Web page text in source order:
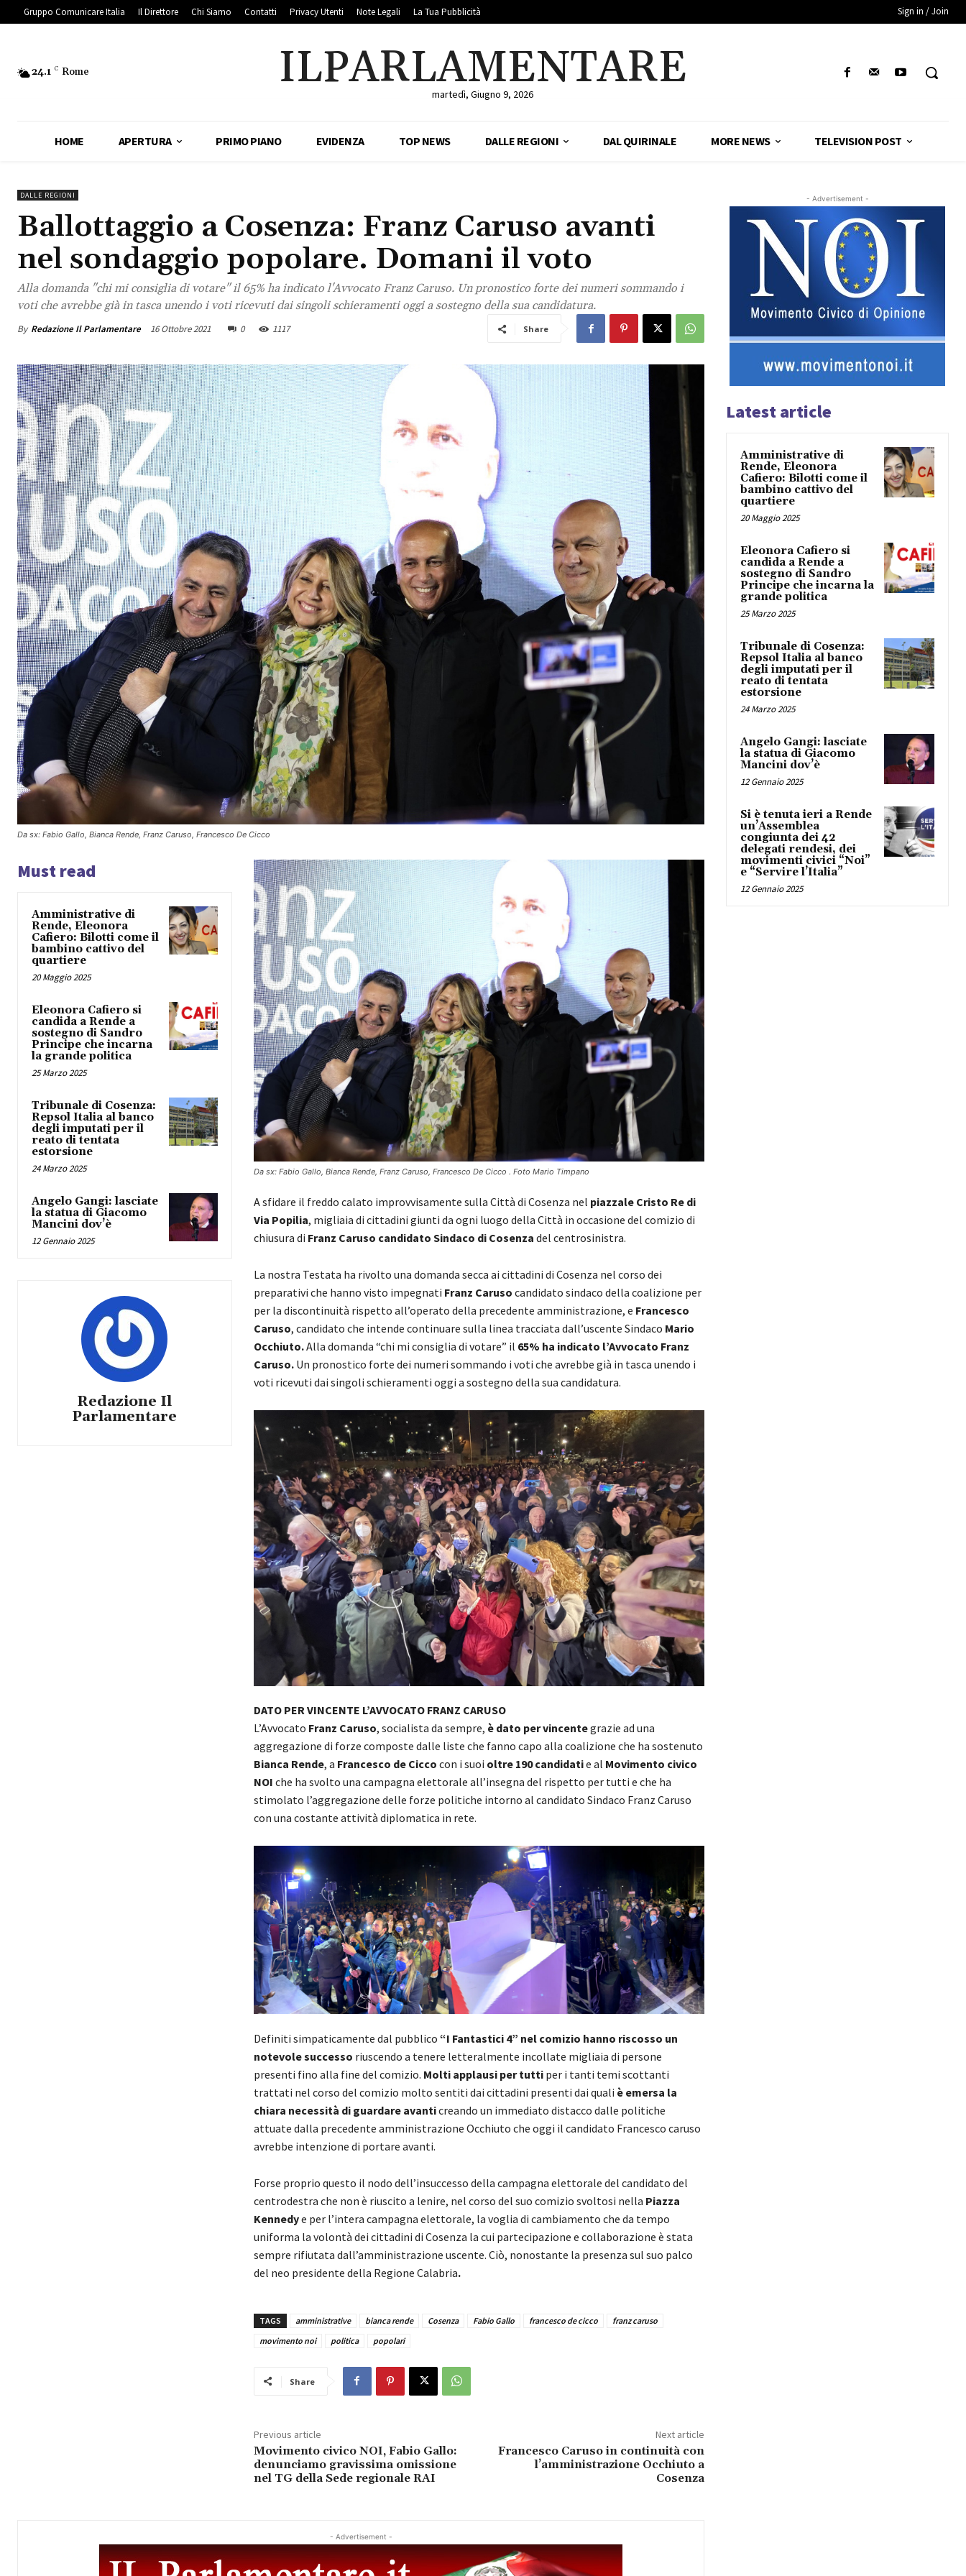
Gruppo Comunicare Italia Il Direttore Chi Siamo Contatti Privacy Utenti Note Legali La Tua Pubblicità Sign in / Join
24.1 C Rome ILPARLAMENTARE
martedì, Giugno 9, 2026
HOME APERTURA PRIMO PIANO EVIDENZA TOP NEWS DALLE REGIONI DAL QUIRINALE MORE NEWS TELEVISION POST
DALLE REGIONI
Ballottaggio a Cosenza: Franz Caruso avanti
nel sondaggio popolare. Domani il voto
Alla domanda "chi mi consiglia di votare" il 65% ha indicato l'Avvocato Franz Caruso. Un pronostico forte dei numeri sommando i
voti che avrebbe già in tasca unendo i voti ricevuti dai singoli schieramenti oggi a sostegno della sua candidatura.
By Redazione Il Parlamentare 16 Ottobre 2021 0 1117 Share
Da sx: Fabio Gallo, Bianca Rende, Franz Caruso, Francesco De Cicco
Must read
Amministrative di
Rende, Eleonora
Cafiero: Bilotti come il
bambino cattivo del
quartiere
20 Maggio 2025
Eleonora Cafiero si
candida a Rende a
sostegno di Sandro
Principe che incarna
la grande politica
25 Marzo 2025
Tribunale di Cosenza:
Repsol Italia al banco
degli imputati per il
reato di tentata
estorsione
24 Marzo 2025
Angelo Gangi: lasciate
la statua di Giacomo
Mancini dov’è
12 Gennaio 2025
Redazione Il
Parlamentare
Da sx: Fabio Gallo, Bianca Rende, Franz Caruso, Francesco De Cicco . Foto Mario Timpano
A sfidare il freddo calato improvvisamente sulla Città di Cosenza nel piazzale Cristo Re di
Via Popilia, migliaia di cittadini giunti da ogni luogo della Città in occasione del comizio di
chiusura di Franz Caruso candidato Sindaco di Cosenza del centrosinistra.
La nostra Testata ha rivolto una domanda secca ai cittadini di Cosenza nel corso dei
preparativi che hanno visto impegnati Franz Caruso candidato sindaco della coalizione per
per la discontinuità rispetto all’operato della precedente amministrazione, e Francesco
Caruso, candidato che intende continuare sulla linea tracciata dall’uscente Sindaco Mario
Occhiuto.Alla domanda “chi mi consiglia di votare” il 65% ha indicato l’Avvocato Franz
Caruso.Un pronostico forte dei numeri sommando i voti che avrebbe già in tasca unendo i
voti ricevuti dai singoli schieramenti oggi a sostegno della sua candidatura.
DATO PER VINCENTE L’AVVOCATO FRANZ CARUSO
L’Avvocato Franz Caruso, socialista da sempre, è dato per vincentegrazie ad una
aggregazione di forze composte dalle liste che fanno capo alla coalizione che ha sostenuto
Bianca Rende, a Francesco de Cicco con i suoi oltre 190 candidatie al Movimento civico
NOI che ha svolto una campagna elettorale all’insegna del rispetto per tutti e che ha
stimolato l’aggregazione delle forze politiche intorno al candidato Sindaco Franz Caruso
con una costante attività diplomatica in rete.
Definiti simpaticamente dal pubblico “I Fantastici 4” nel comizio hanno riscosso un
notevole successo riuscendo a tenere letteralmente incollate migliaia di persone
presenti fino alla fine del comizio. Molti applausi per tuttiper i tanti temi scottanti
trattati nel corso del comizio molto sentiti dai cittadini presenti dai quali è emersa la
chiara necessità di guardare avanticreando un immediato distacco dalle politiche
attuate dalla precedente amministrazione Occhiuto che oggi il candidato Francesco caruso
avrebbe intenzione di portare avanti.
Forse proprio questo il nodo dell’insuccesso della campagna elettorale del candidato del
centrodestra che non è riuscito a lenire, nel corso del suo comizio svoltosi nella Piazza
Kennedye per l’intera campagna elettorale, la voglia di cambiamento che da tempo
uniforma la volontà dei cittadini di Cosenza la cui partecipazione e collaborazione è stata
sempre rifiutata dall’amministrazione uscente. Ciò, nonostante la presenza sul suo palco
del neo presidente della Regione Calabria.
TAGS amministrative bianca rende Cosenza Fabio Gallo francesco de cicco
franz caruso
movimento noi
politica popolari
Share
Previous article
Movimento civico NOI, Fabio Gallo:
denunciamo gravissima omissione
nel TG della Sede regionale RAI
Next article
Francesco Caruso in continuità con
l’amministrazione Occhiuto a
Cosenza
- Advertisement -
- Advertisement -
Latest article
Amministrative di
Rende, Eleonora
Cafiero: Bilotti come il
bambino cattivo del
quartiere
20 Maggio 2025
Eleonora Cafiero si
candida a Rende a
sostegno di Sandro
Principe che incarna la
grande politica
25 Marzo 2025
Tribunale di Cosenza:
Repsol Italia al banco
degli imputati per il
reato di tentata
estorsione
24 Marzo 2025
Angelo Gangi: lasciate
la statua di Giacomo
Mancini dov’è
12 Gennaio 2025
Si è tenuta ieri a Rende
un’Assemblea
congiunta dei 42
delegati rendesi, dei
movimenti civici “Noi”
e “Servire l’Italia”
12 Gennaio 2025